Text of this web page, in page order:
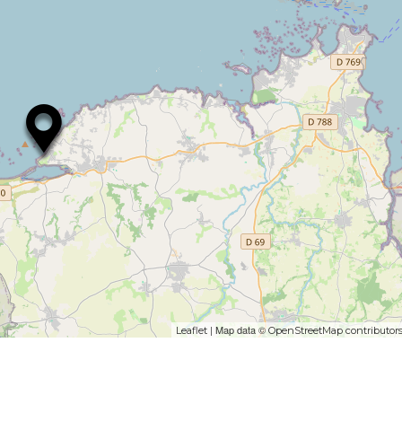
Leaflet | Map data ©OpenStreetMap